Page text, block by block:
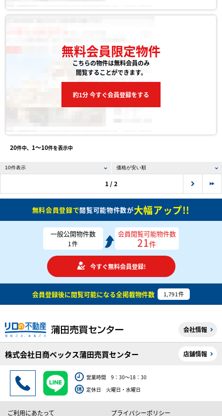
無料会員限定物件
こちらの物件は無料会員のみ
閲覧することができます。
約1分 今すぐ会員登録をする
20件中、 1〜10件を表示中
1 / 2
無料会員登録で閲覧可能物件数が大幅アップ!!
一般公開物件数
1件
会員閲覧可能物件数
21件
今すぐ無料会員登録!
会員登録後に閲覧可能になる全掲載物件数 1,791件
会社情報
株式会社日商ベックス蒲田売買センター 店舗情報
営業時間 9：30～18：30
定休日 火曜日・水曜日
ご利用にあたって プライバシーポリシー